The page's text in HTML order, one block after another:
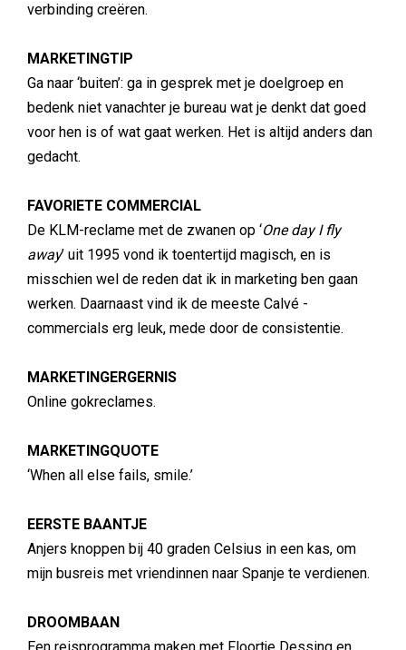
verbinding creëren.
MARKETINGTIP
Ga naar ‘buiten’: ga in gesprek met je doelgroep en
bedenk niet vanachter je bureau wat je denkt dat goed
voor hen is of wat gaat werken. Het is altijd anders dan
gedacht.
FAVORIETE COMMERCIAL
De KLM-reclame met de zwanen op ‘One day I fly
away’ uit 1995 vond ik toentertijd magisch, en is
misschien wel de reden dat ik in marketing ben gaan
werken. Daarnaast vind ik de meeste Calvé -
commercials erg leuk, mede door de consistentie.
MARKETINGERGERNIS
Online gokreclames.
MARKETINGQUOTE
‘When all else fails, smile.’
EERSTE BAANTJE
Anjers knoppen bij 40 graden Celsius in een kas, om
mijn busreis met vriendinnen naar Spanje te verdienen.
DROOMBAAN